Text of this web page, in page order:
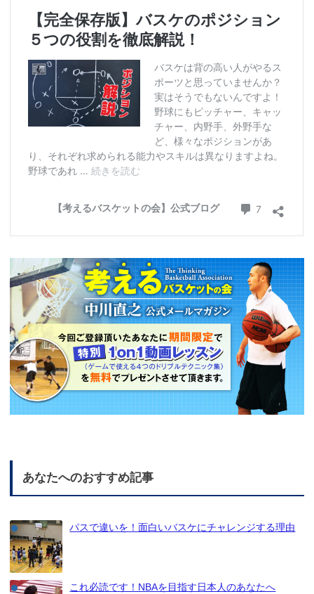
あなたへのおすすめ記事
パスで違いを！面白いバスケにチャレンジする理由
これ必読です！NBAを目指す日本人のあなたへ